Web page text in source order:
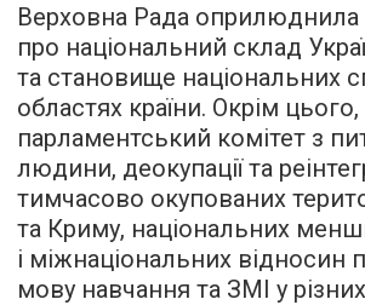
Верховна Рада оприлюднила
про національний склад
та становище національних
областях країни. Окрім цього,
парламентський комітет з
людини, деокупації та
тимчасово окупованих
та Криму, національних
і міжнаціональних відносин
мову навчання та ЗМІ у